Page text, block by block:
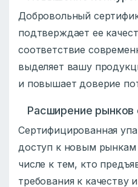
Добровольный
подтверждает ее
соответствие
выделяет вашу
и повышает доверие
Расширение рынков
Сертифицированная
доступ к новым
числе к тем, кто
требования к качеству